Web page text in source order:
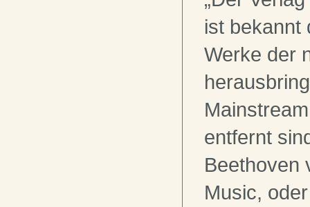
ist bekannt
Werke der
entfernt
Beethoven
Music,